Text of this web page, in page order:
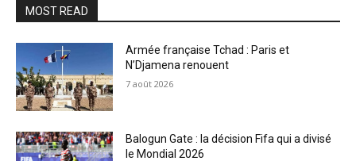
MOST READ
Armée française Tchad : Paris et
N’Djamena renouent
7 août 2026
Balogun Gate : la décision Fifa qui a divisé
le Mondial 2026